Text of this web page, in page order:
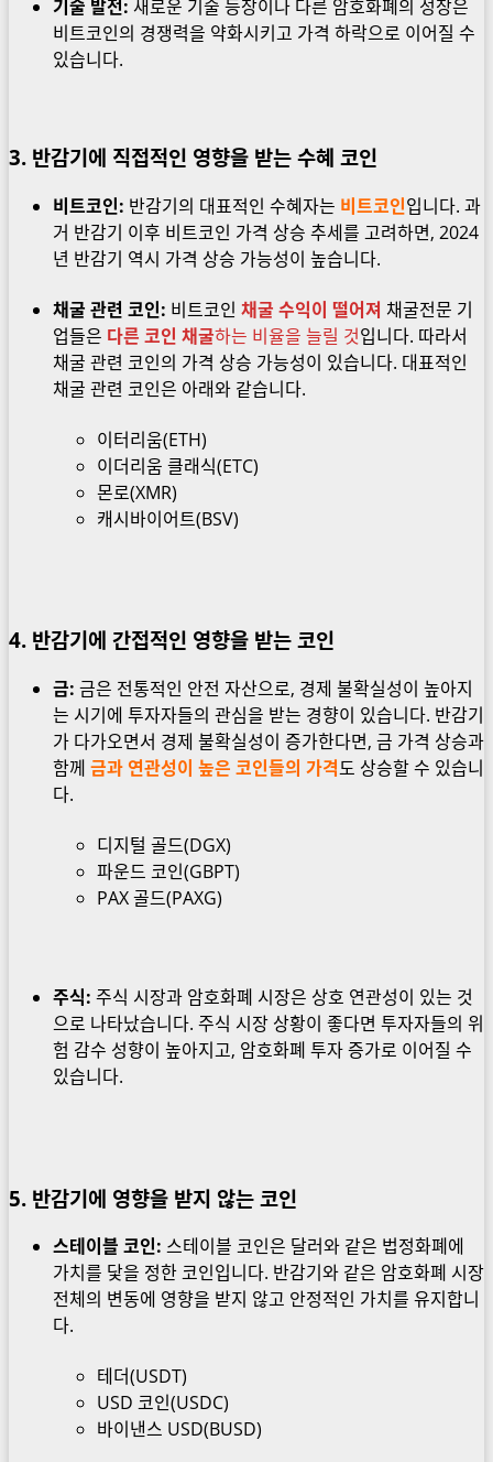
기술 발전: 새로운 기술 등장이나 다른 암호화폐의 성장은
비트코인의 경쟁력을 약화시키고 가격 하락으로 이어질 수
있습니다.
3. 반감기에 직접적인 영향을 받는 수혜 코인
비트코인: 반감기의 대표적인 수혜자는 비트코인입니다. 과
거 반감기 이후 비트코인 가격 상승 추세를 고려하면, 2024
년 반감기 역시 가격 상승 가능성이 높습니다.
채굴 관련 코인: 비트코인 채굴 수익이 떨어져 채굴전문 기
업들은 다른 코인 채굴하는 비율을 늘릴 것입니다. 따라서
채굴 관련 코인의 가격 상승 가능성이 있습니다. 대표적인
채굴 관련 코인은 아래와 같습니다.
이터리움(ETH)
이더리움 클래식(ETC)
몬로(XMR)
캐시바이어트(BSV)
4. 반감기에 간접적인 영향을 받는 코인
금: 금은 전통적인 안전 자산으로, 경제 불확실성이 높아지
는 시기에 투자자들의 관심을 받는 경향이 있습니다. 반감기
가 다가오면서 경제 불확실성이 증가한다면, 금 가격 상승과
함께 금과 연관성이 높은 코인들의 가격도 상승할 수 있습니
다.
디지털 골드(DGX)
파운드 코인(GBPT)
PAX 골드(PAXG)
주식: 주식 시장과 암호화폐 시장은 상호 연관성이 있는 것
으로 나타났습니다. 주식 시장 상황이 좋다면 투자자들의 위
험 감수 성향이 높아지고, 암호화폐 투자 증가로 이어질 수
있습니다.
5. 반감기에 영향을 받지 않는 코인
스테이블 코인: 스테이블 코인은 달러와 같은 법정화폐에
가치를 닻을 정한 코인입니다. 반감기와 같은 암호화폐 시장
전체의 변동에 영향을 받지 않고 안정적인 가치를 유지합니
다.
테더(USDT)
USD 코인(USDC)
바이낸스 USD(BUSD)